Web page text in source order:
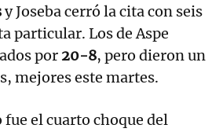
y Joseba cerró la cita con seis
particular. Los de Aspe
por 20-8, pero dieron un
mejores este martes.
fue el cuarto choque del